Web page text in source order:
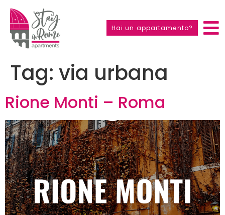
Hai un appartamento?
Tag: via urbana
Rione Monti – Roma